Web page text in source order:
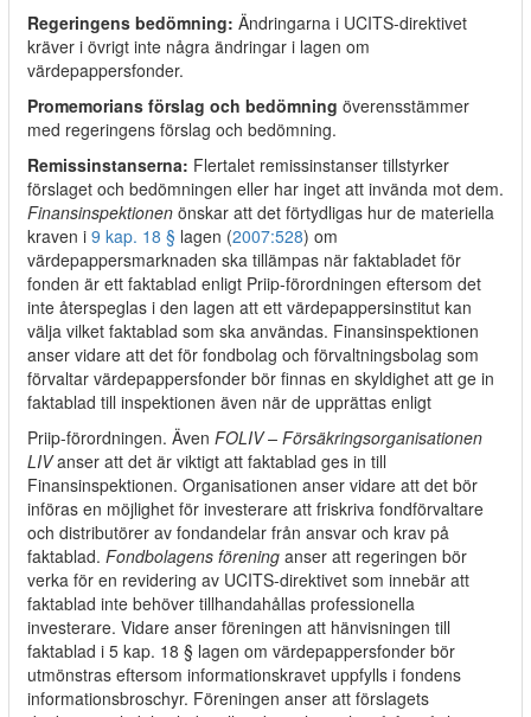
Regeringens bedömning: Ändringarna i UCITS-direktivet
kräver i övrigt inte några ändringar i lagen om
värdepappersfonder.
Promemorians förslag och bedömning överensstämmer
med regeringens förslag och bedömning.
Remissinstanserna: Flertalet remissinstanser tillstyrker
förslaget och bedömningen eller har inget att invända mot dem.
Finansinspektionen önskar att det förtydligas hur de materiella
kraven i 9 kap. 18 § lagen (2007:528) om
värdepappersmarknaden ska tillämpas när faktabladet för
fonden är ett faktablad enligt Priip-förordningen eftersom det
inte återspeglas i den lagen att ett värdepappersinstitut kan
välja vilket faktablad som ska användas. Finansinspektionen
anser vidare att det för fondbolag och förvaltningsbolag som
förvaltar värdepappersfonder bör finnas en skyldighet att ge in
faktablad till inspektionen även när de upprättas enligt
Priip-förordningen. Även FOLIV – Försäkringsorganisationen
LIVanser att det är viktigt att faktablad ges in till
Finansinspektionen. Organisationen anser vidare att det bör
införas en möjlighet för investerare att friskriva fondförvaltare
och distributörer av fondandelar från ansvar och krav på
faktablad. Fondbolagens förening anser att regeringen bör
verka för en revidering av UCITS-direktivet som innebär att
faktablad inte behöver tillhandahållas professionella
investerare. Vidare anser föreningen att hänvisningen till
faktablad i 5 kap. 18 § lagen om värdepappersfonder bör
utmönstras eftersom informationskravet uppfylls i fondens
informationsbroschyr. Föreningen anser att förslagets